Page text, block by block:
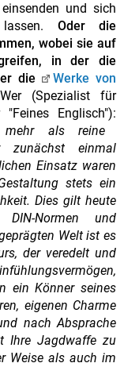
und sich
lassen. Oder die
wobei sie auf
in der die
die
Werke von
(Spezialist für
Englisch"):
mehr als reine
zunächst einmal
Einsatz waren
stets ein
Dies gilt heute
Normen und
Welt ist es
der veredelt und
ein Könner seines
eigenen Charme
nach Absprache
Ihre Jagdwaffe zu
Weise als auch im